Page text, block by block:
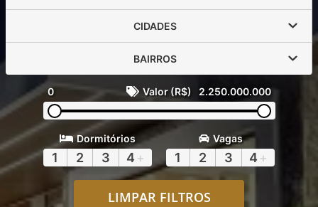
CIDADES
BAIRROS
0 Valor (R$) 2.250.000.000
Dormitórios
1 2 3 4 +
Vagas
1 2 3 4 +
LIMPAR FILTROS